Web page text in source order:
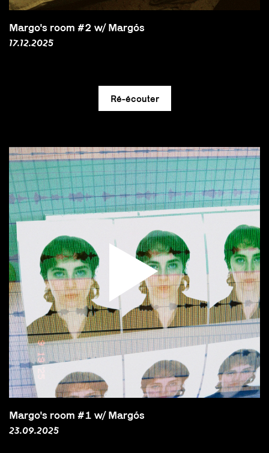
Margo's room #2 w/ Margós
17.12.2025
Margo's room #1 w/ Margós
23.09.2025